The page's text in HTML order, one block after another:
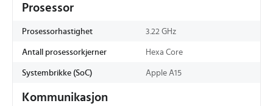
Prosessor
Prosessorhastighet 3.22 GHz
Antall prosessorkjerner Hexa Core
Systembrikke (SoC) Apple A15
Kommunikasjon